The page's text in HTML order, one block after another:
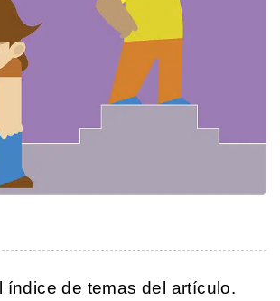
índice de temas del artículo.